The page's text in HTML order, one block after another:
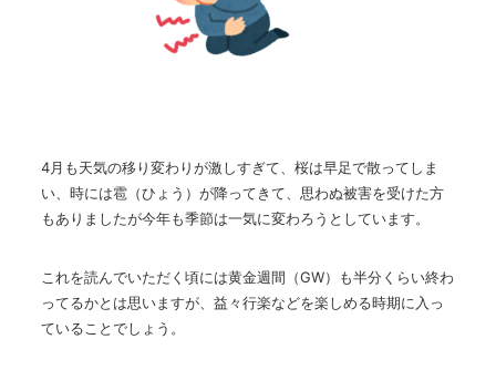
4月も天気の移り変わりが激しすぎて、桜は早足で散ってしま
い、時には雹（ひょう）が降ってきて、思わぬ被害を受けた方
もありましたが今年も季節は一気に変わろうとしています。
これを読んでいただく頃には黄金週間（GW）も半分くらい終わ
ってるかとは思いますが、益々行楽などを楽しめる時期に入っ
ていることでしょう。